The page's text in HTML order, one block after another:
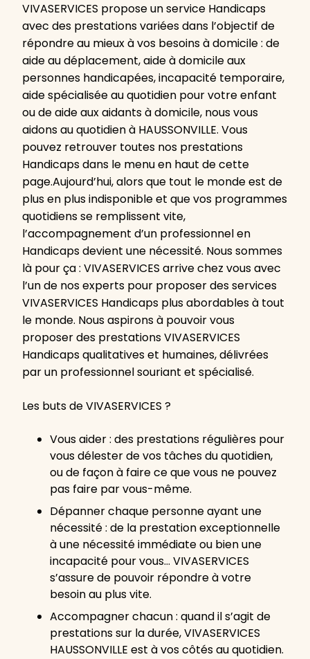
VIVASERVICES propose un service Handicaps
avec des prestations variées dans l’objectif de
répondre au mieux à vos besoins à domicile : de
aide au déplacement, aide à domicile aux
personnes handicapées, incapacité temporaire,
aide spécialisée au quotidien pour votre enfant
ou de aide aux aidants à domicile, nous vous
aidons au quotidien à HAUSSONVILLE. Vous
pouvez retrouver toutes nos prestations
Handicaps dans le menu en haut de cette
page.Aujourd’hui, alors que tout le monde est de
plus en plus indisponible et que vos programmes
quotidiens se remplissent vite,
l’accompagnement d’un professionnel en
Handicaps devient une nécessité. Nous sommes
là pour ça : VIVASERVICES arrive chez vous avec
l’un de nos experts pour proposer des services
VIVASERVICES Handicaps plus abordables à tout
le monde. Nous aspirons à pouvoir vous
proposer des prestations VIVASERVICES
Handicaps qualitatives et humaines, délivrées
par un professionnel souriant et spécialisé.
Les buts de VIVASERVICES ?
Vous aider : des prestations régulières pour
vous délester de vos tâches du quotidien,
ou de façon à faire ce que vous ne pouvez
pas faire par vous-même.
Dépanner chaque personne ayant une
nécessité : de la prestation exceptionnelle
à une nécessité immédiate ou bien une
incapacité pour vous… VIVASERVICES
s’assure de pouvoir répondre à votre
besoin au plus vite.
Accompagner chacun : quand il s’agit de
prestations sur la durée, VIVASERVICES
HAUSSONVILLE est à vos côtés au quotidien.